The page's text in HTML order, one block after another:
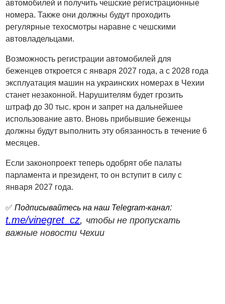
автомобилей и получить чешские регистрационные
номера. Также они должны будут проходить
регулярные техосмотры наравне с чешскими
автовладельцами.
Возможность регистрации автомобилей для
беженцев откроется с января 2027 года, а с 2028 года
эксплуатация машин на украинских номерах в Чехии
станет незаконной. Нарушителям будет грозить
штраф до 30 тыс. крон и запрет на дальнейшее
использование авто. Вновь прибывшие беженцы
должны будут выполнить эту обязанность в течение 6
месяцев.
Если законопроект теперь одобрят обе палаты
парламента и президент, то он вступит в силу с
января 2027 года.
✅Подписывайтесь на наш Telegram-канал:
t.me/vinegret_cz, чтобы не пропускать
важные новости Чехии